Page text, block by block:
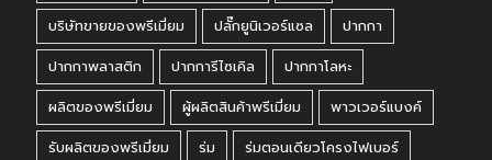
บริษัทขายของพรีเมี่ยม
ปลั๊กยูนิเวอร์แซล
ปากกา
ปากกาพลาสติก
ปากการีไซเคิล
ปากกาโลหะ
ผลิตของพรีเมี่ยม
ผู้ผลิตสินค้าพรีเมี่ยม
พาวเวอร์แบงค์
รับผลิตของพรีเมี่ยม
ร่ม
ร่มตอนเดียวโครงไฟเบอร์